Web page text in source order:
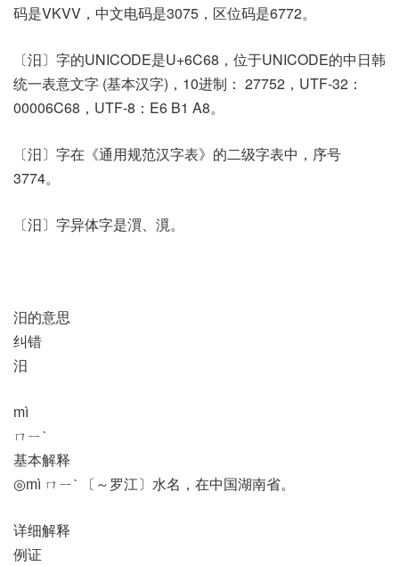
码是VKVV，中文电码是3075，区位码是6772。
〔汨〕字的UNICODE是U+6C68，位于UNICODE的中日韩
统一表意文字 (基本汉字)，10进制： 27752，UTF-32：
00006C68，UTF-8：E6 B1 A8。
〔汨〕字在《通用规范汉字表》的二级字表中，序号
3774。
〔汨〕字异体字是㵋、漞。
汨的意思
纠错
汨
mì
ㄇㄧˋ
基本解释
◎mì ㄇㄧˋ 〔～罗江〕水名，在中国湖南省。
详细解释
例证